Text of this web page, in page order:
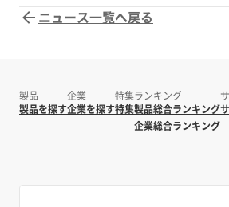
■導入のポイント
・導入後の手厚いサポートで
軽にお問い合わせください。
短辺部分に実（さね）加工を
2．OAフロア用途で求められ
■受賞内容
業環境測定協会より「令和7
理事業優良表彰」を受賞
ニュース一覧へ戻る
製品
製品を探す
企業
企業を探す
特集
特集
ランキング
製品総合ランキング
企業総合ランキング